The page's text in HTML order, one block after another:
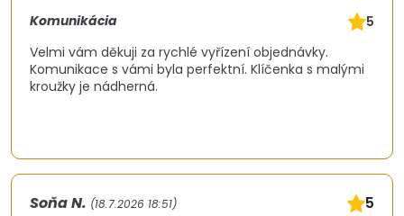
Komunikácia
5
Velmi vám děkuji za rychlé vyřízení objednávky.
Komunikace s vámi byla perfektní. Klíčenka s malými
kroužky je nádherná.
Soňa N. (18.7.2026 18:51) 5